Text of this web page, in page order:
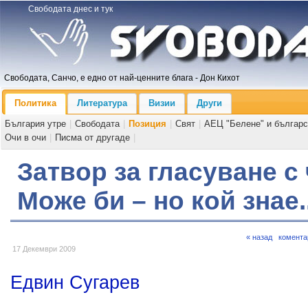
Свободата днес и тук
Свободата, Санчо, е едно от най-ценните блага - Дон Кихот
Политика Литература Визии
Други
България утре
Свободата Позиция Свят
АЕЦ "Белене" и
Очи в очи
Писма от другаде
Затвор за гласуване
Може би – но кой
17 Декември 2009
« назад
Едвин Сугарев